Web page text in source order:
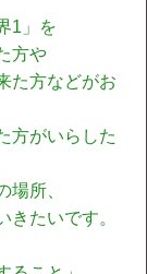
1」を
方や
た方などがお
方がいらした
場所、
たいです。